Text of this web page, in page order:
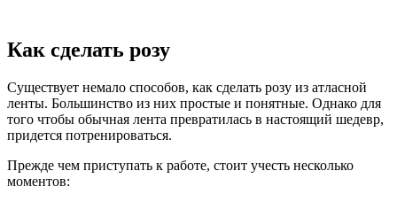
Как сделать розу
Существует немало способов, как сделать розу из атласной
ленты. Большинство из них простые и понятные. Однако для
того чтобы обычная лента превратилась в настоящий шедевр,
придется потренироваться.
Прежде чем приступать к работе, стоит учесть несколько
моментов: